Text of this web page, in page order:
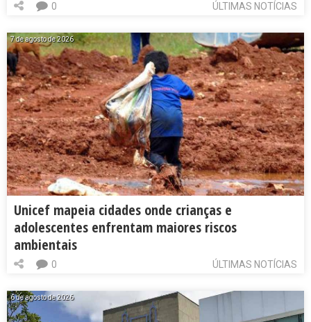
ÚLTIMAS NOTÍCIAS
0
7 de agosto de 2026
Unicef mapeia cidades onde crianças e
adolescentes enfrentam maiores riscos
ambientais
ÚLTIMAS NOTÍCIAS
0
6 de agosto de 2026